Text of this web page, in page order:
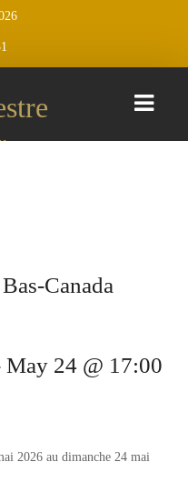
Canada
May 24 @ 17:00
2026 au dimanche 24 mai